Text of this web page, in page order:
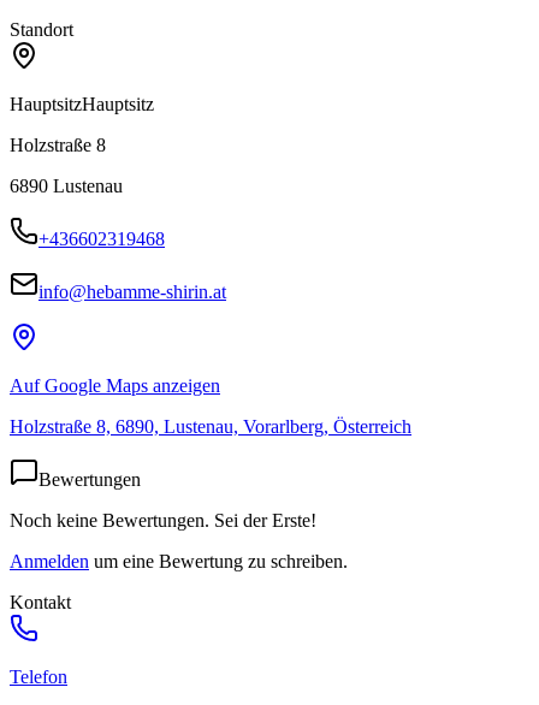
Standort
HauptsitzHauptsitz
Holzstraße 8
6890 Lustenau
+436602319468
info@hebamme-shirin.at
Auf Google Maps anzeigen
Holzstraße 8, 6890, Lustenau, Vorarlberg, Österreich
Bewertungen
Noch keine Bewertungen. Sei der Erste!
Anmelden um eine Bewertung zu schreiben.
Kontakt
Telefon